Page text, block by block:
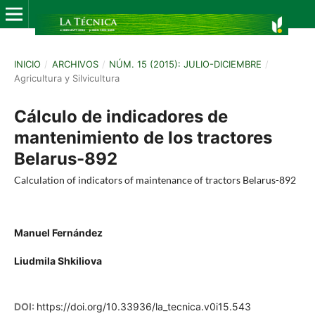
INICIO / ARCHIVOS / NÚM. 15 (2015): JULIO-DICIEMBRE /
Agricultura y Silvicultura
Cálculo de indicadores de
mantenimiento de los tractores
Belarus-892
Calculation of indicators of maintenance of tractors Belarus-892
Manuel Fernández
Liudmila Shkiliova
DOI: https://doi.org/10.33936/la_tecnica.v0i15.543